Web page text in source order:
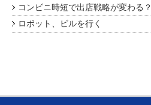
コンビニ時短で出店戦略が変わる？
ロボット、ビルを行く